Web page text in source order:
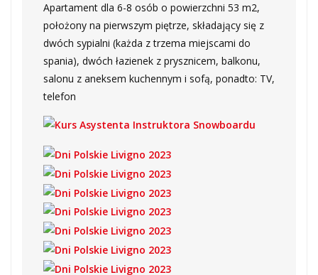
Apartament dla 6-8 osób o powierzchni 53 m2,
położony na pierwszym piętrze, składający się z
dwóch sypialni (każda z trzema miejscami do
spania), dwóch łazienek z prysznicem, balkonu,
salonu z aneksem kuchennym i sofą, ponadto: TV,
telefon